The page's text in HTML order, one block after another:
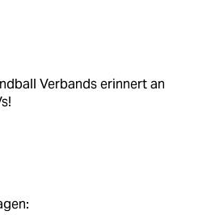
Verbands erinnert an